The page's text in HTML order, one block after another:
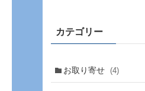
カテゴリー
お取り寄せ (4)